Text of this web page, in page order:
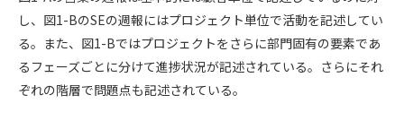
し、図1-BのSEの週報にはプロジェクト単位で活動を記述してい
る。また、図1-Bではプロジェクトをさらに部門固有の要素であ
るフェーズごとに分けて進捗状況が記述されている。さらにそれ
ぞれの階層で問題点も記述されている。